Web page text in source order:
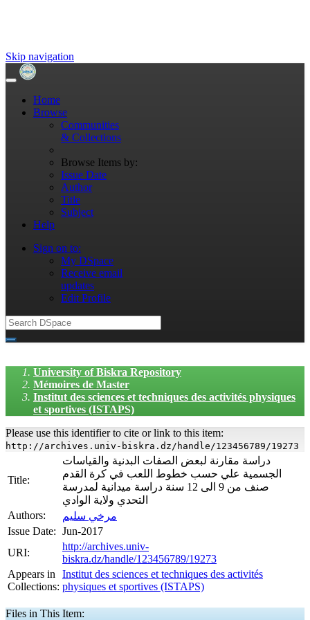
Skip navigation
Home
Browse
Communities
& Collections
Browse Items by:
Issue Date
Author
Title
Subject
Help
Sign on to:
My DSpace
Receive email
updates
Edit Profile
University of Biskra Repository
Mémoires de Master
Institut des sciences et techniques des activités physiques
et sportives (ISTAPS)
Please use this identifier to cite or link to this item:
http://archives.univ-biskra.dz/handle/123456789/19273
Title:
دراسة مقارنة لبعض الصفات البدنية والقياسات
الجسمية علي حسب خطوط اللعب في كرة القدم
صنف من 9 الى 12 سنة دراسة ميدانية لمدرسة
التحدي ولاية الوادي
Authors:
مرخي سليم
Issue Date: Jun-2017
URI:
http://archives.univ-
biskra.dz/handle/123456789/19273
Appears in
Collections:
Institut des sciences et techniques des activités
physiques et sportives (ISTAPS)
Files in This Item: